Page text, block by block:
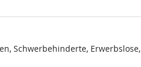
Schwerbehinderte, Erwerbslose,